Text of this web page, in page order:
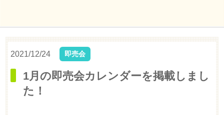
2021/12/24 即売会
1月の即売会カレンダーを掲載しまし
た！